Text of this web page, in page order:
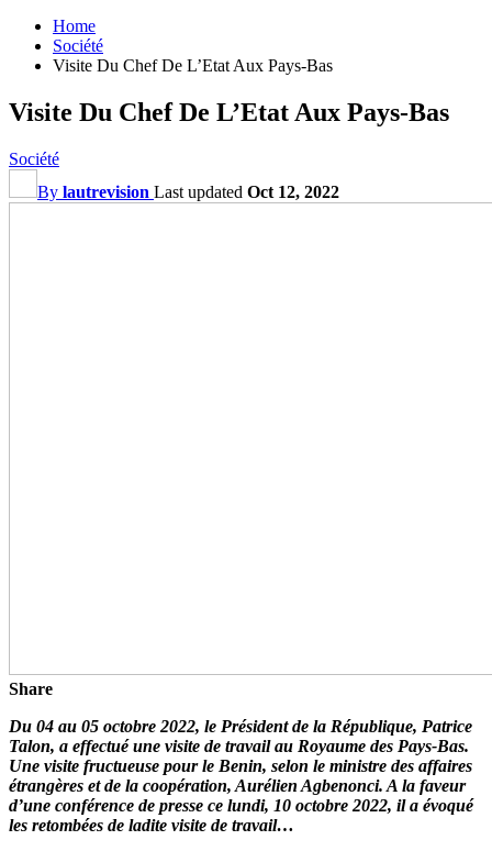
Home
Société
Visite Du Chef De L’Etat Aux Pays-Bas
Visite Du Chef De L’Etat Aux Pays-Bas
Société
By lautrevision Last updated Oct 12, 2022
Share
Du 04 au 05 octobre 2022, le Président de la République, Patrice
Talon, a effectué une visite de travail au Royaume des Pays-Bas.
Une visite fructueuse pour le Benin, selon le ministre des affaires
étrangères et de la coopération, Aurélien Agbenonci. A la faveur
d’une conférence de presse ce lundi, 10 octobre 2022, il a évoqué
les retombées de ladite visite de travail…